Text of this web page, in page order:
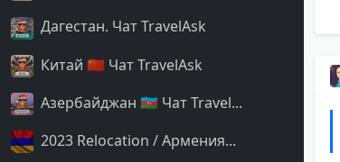
Дагестан. Чат TravelAsk
Китай 🇨🇳 Чат TravelAsk
Азербайджан 🇦🇿 Чат Travel...
2023 Relocation / Армения...